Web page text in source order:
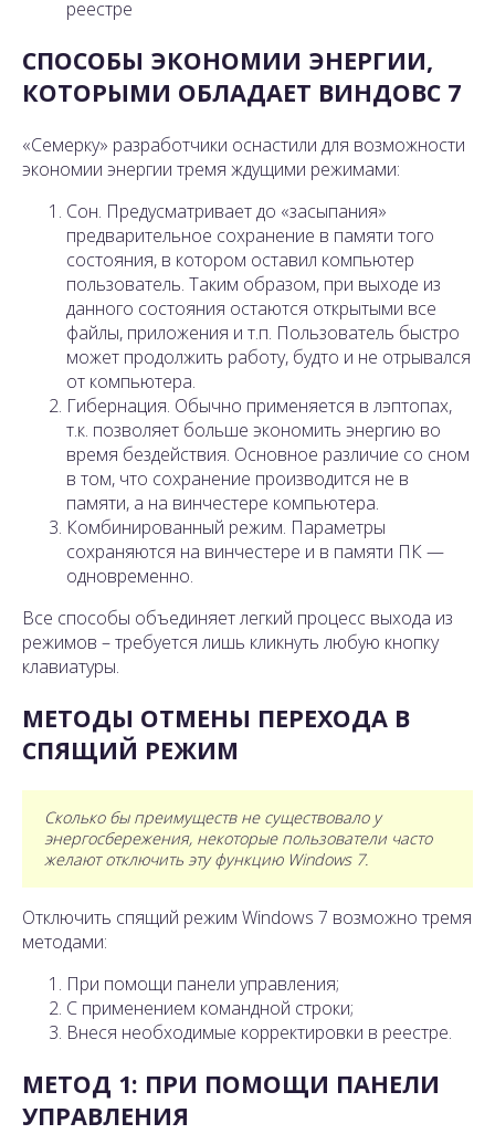
реестре
СПОСОБЫ ЭКОНОМИИ ЭНЕРГИИ,
КОТОРЫМИ ОБЛАДАЕТ ВИНДОВС 7
«Семерку» разработчики оснастили для возможности
экономии энергии тремя ждущими режимами:
Сон. Предусматривает до «засыпания»
предварительное сохранение в памяти того
состояния, в котором оставил компьютер
пользователь. Таким образом, при выходе из
данного состояния остаются открытыми все
файлы, приложения и т.п. Пользователь быстро
может продолжить работу, будто и не отрывался
от компьютера.
Гибернация. Обычно применяется в лэптопах,
т.к. позволяет больше экономить энергию во
время бездействия. Основное различие со сном
в том, что сохранение производится не в
памяти, а на винчестере компьютера.
Комбинированный режим. Параметры
сохраняются на винчестере и в памяти ПК —
одновременно.
Все способы объединяет легкий процесс выхода из
режимов – требуется лишь кликнуть любую кнопку
клавиатуры.
МЕТОДЫ ОТМЕНЫ ПЕРЕХОДА В
СПЯЩИЙ РЕЖИМ
Сколько бы преимуществ не существовало у
энергосбережения, некоторые пользователи часто
желают отключить эту функцию Windows 7.
Отключить спящий режим Windows 7 возможно тремя
методами:
При помощи панели управления;
С применением командной строки;
Внеся необходимые корректировки в реестре.
МЕТОД 1: ПРИ ПОМОЩИ ПАНЕЛИ
УПРАВЛЕНИЯ